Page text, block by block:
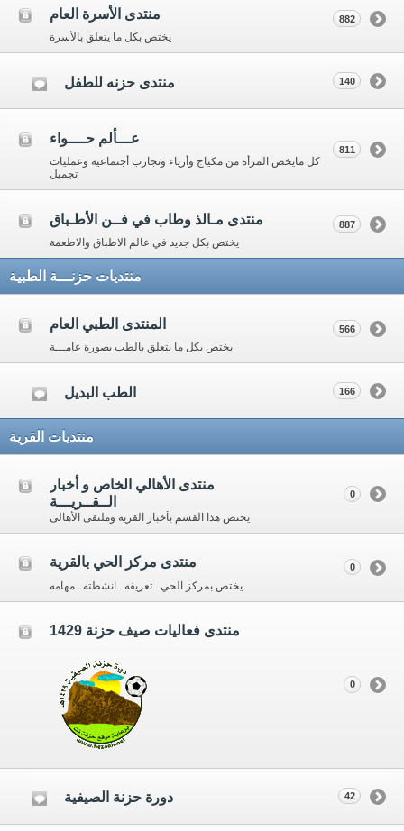
منتدى الأسرة العام
يختص بكل ما يتعلق بالأسرة
882
منتدى حزنه للطفل 140
عـــألم حــــواء
كل مايخص المرأه من مكياج وأزياء وتجارب أجتماعيه وعمليات
تجميل
811
منتدى مـالذ وطاب في فــن الأطـباق
يختص بكل جديد في عالم الاطباق والاطعمة
887
منتديات حزنـــة الطبية
المنتدى الطبي العام
يختص بكل ما يتعلق بالطب بصورة عامـــة
566
الطب البديل 166
منتديات القرية
منتدى الأهالي الخاص و أخبار
الــقــريـــة
يختص هذا القسم بأخبار القرية وملتقى الأهالى
0
منتدى مركز الحي بالقرية
يختص بمركز الحي ..تعريفه ..انشطته ..مهامه
0
منتدى فعاليات صيف حزنة 1429
0
دورة حزنة الصيفية 42